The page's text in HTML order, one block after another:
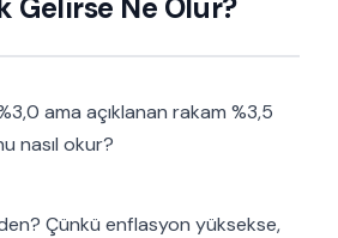
Gelirse Ne Olur?
ama açıklanan rakam %3,5
nasıl okur?
Çünkü enflasyon yüksekse,